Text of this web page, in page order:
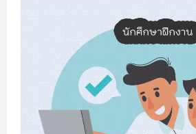
ยม
ความ
รับมือ
การ
หา
งาน